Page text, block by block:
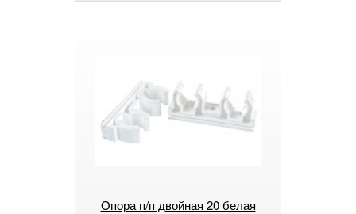
Опора п/п двойная 20 белая